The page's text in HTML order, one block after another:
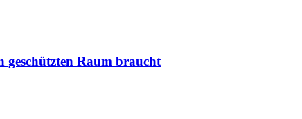
geschützten Raum braucht